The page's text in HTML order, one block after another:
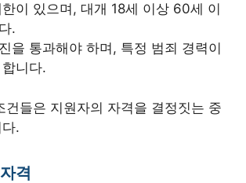
이 있으며, 대개 18세 이상 60세 이
.
을 통과해야 하며, 특정 범죄 경력이
니다.
건들은 지원자의 자격을 결정짓는 중
.
격